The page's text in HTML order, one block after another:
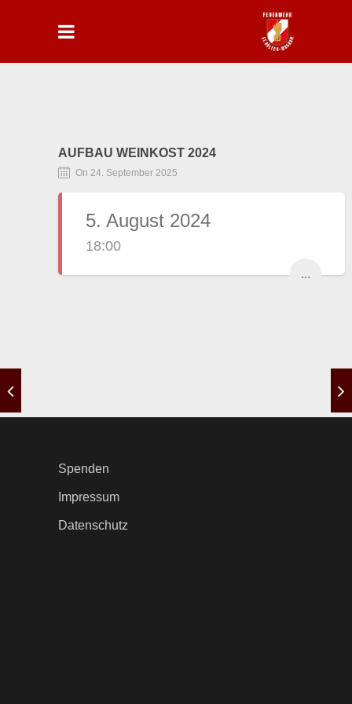
AUFBAU WEINKOST 2024
On 24. September 2025
5. August 2024
18:00
...
Spenden
Impressum
Datenschutz
.